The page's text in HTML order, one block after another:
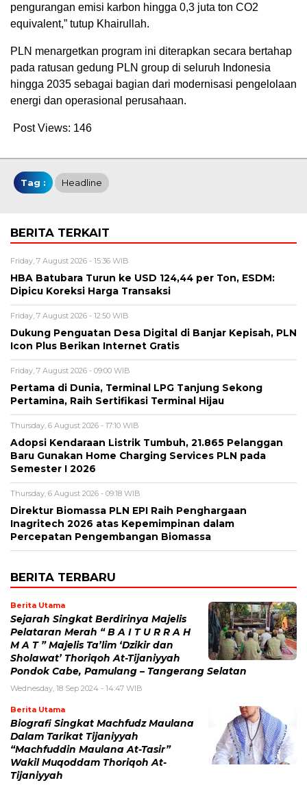
pengurangan emisi karbon hingga 0,3 juta ton CO2
equivalent,” tutup Khairullah.
PLN menargetkan program ini diterapkan secara bertahap
pada ratusan gedung PLN group di seluruh Indonesia
hingga 2035 sebagai bagian dari modernisasi pengelolaan
energi dan operasional perusahaan.
Post Views: 146
Tag : Headline
BERITA TERKAIT
Friday, 7 August 2026 - 15:36 WIB
HBA Batubara Turun ke USD 124,44 per Ton, ESDM:
Dipicu Koreksi Harga Transaksi
Friday, 7 August 2026 - 12:50 WIB
Dukung Penguatan Desa Digital di Banjar Kepisah, PLN
Icon Plus Berikan Internet Gratis
Friday, 7 August 2026 - 09:00 WIB
Pertama di Dunia, Terminal LPG Tanjung Sekong
Pertamina, Raih Sertifikasi Terminal Hijau
Thursday, 6 August 2026 - 17:10 WIB
Adopsi Kendaraan Listrik Tumbuh, 21.865 Pelanggan
Baru Gunakan Home Charging Services PLN pada
Semester I 2026
Thursday, 6 August 2026 - 09:18 WIB
Direktur Biomassa PLN EPI Raih Penghargaan
Inagritech 2026 atas Kepemimpinan dalam
Percepatan Pengembangan Biomassa
BERITA TERBARU
Berita Utama
Sejarah Singkat Berdirinya Majelis
Pelataran Merah “ B A I T U R R A H
M A T ” Majelis Ta’lim ‘Dzikir dan
Sholawat’ Thoriqoh At-Tijaniyyah
Pondok Cabe, Pamulang – Tangerang Selatan
Wednesday, 18 Sep 2024 - 14:47 WIB
Berita Utama
Biografi Singkat Machfudz Maulana
Dalam Tarikat Tijaniyyah
“Machfuddin Maulana At-Tasir”
Wakil Muqoddam Thoriqoh At-
Tijaniyyah